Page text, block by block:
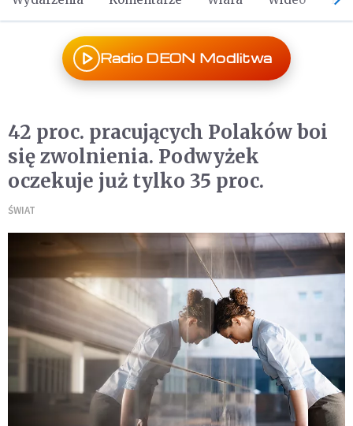
Radio DEON Modlitwa
42 proc. pracujących Polaków boi
się zwolnienia. Podwyżek
oczekuje już tylko 35 proc.
ŚWIAT